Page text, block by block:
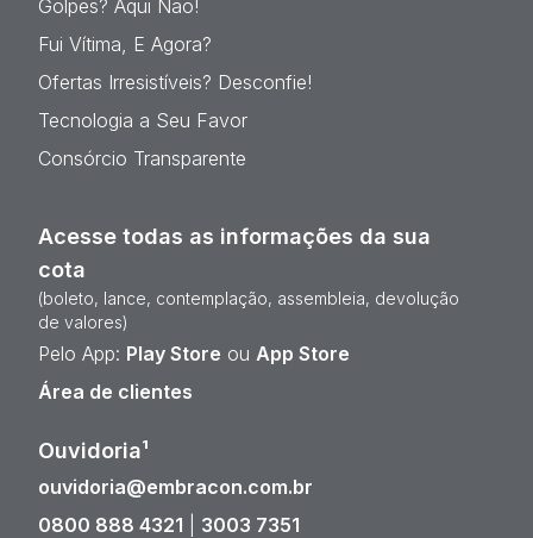
Golpes? Aqui Não!
Fui Vítima, E Agora?
Ofertas Irresistíveis? Desconfie!
Tecnologia a Seu Favor
Consórcio Transparente
Acesse todas as informações da sua
cota
(boleto, lance, contemplação, assembleia, devolução
de valores)
Pelo App: Play Store ou App Store
Área de clientes
Ouvidoria¹
ouvidoria@embracon.com.br
0800 888 4321
3003 7351